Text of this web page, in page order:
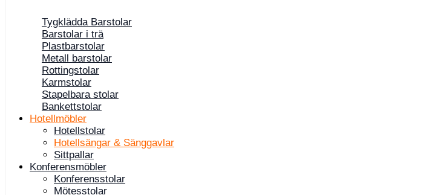
Tygklädda Barstolar
Barstolar i trä
Plastbarstolar
Metall barstolar
Rottingstolar
Karmstolar
Stapelbara stolar
Bankettstolar
Hotellmöbler
Hotellstolar
Hotellsängar & Sänggavlar
Sittpallar
Konferensmöbler
Konferensstolar
Mötesstolar